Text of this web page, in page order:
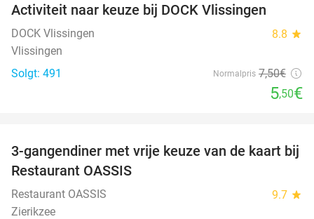
Activiteit naar keuze bij DOCK Vlissingen
DOCK Vlissingen 8.8 star
Vlissingen
Solgt: 491
Normalpris 7,50€
5,50€
43%
3-gangendiner met vrije keuze van de kaart bij
Restaurant OASSIS
Restaurant OASSIS 9.7 star
Zierikzee